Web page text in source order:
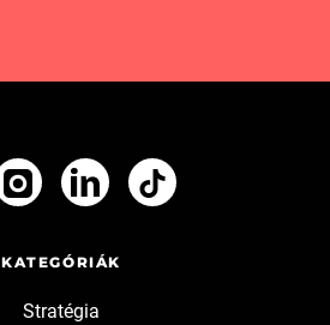
KATEGÓRIÁK
Stratégia